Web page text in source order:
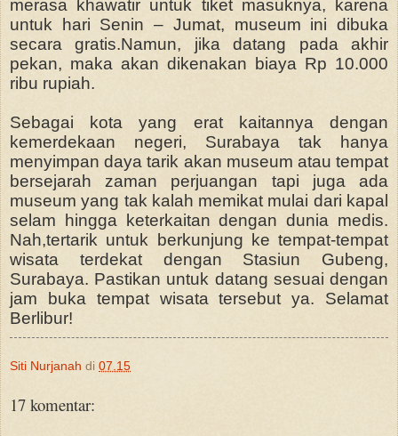
merasa khawatir untuk tiket masuknya, karena
untuk hari Senin – Jumat, museum ini dibuka
secara gratis.Namun, jika datang pada akhir
pekan, maka akan dikenakan biaya Rp 10.000
ribu rupiah.
Sebagai kota yang erat kaitannya dengan
kemerdekaan negeri, Surabaya tak hanya
menyimpan daya tarik akan museum atau tempat
bersejarah zaman perjuangan tapi juga ada
museum yang tak kalah memikat mulai dari kapal
selam hingga keterkaitan dengan dunia medis.
Nah,tertarik untuk berkunjung ke tempat-tempat
wisata terdekat dengan Stasiun Gubeng,
Surabaya. Pastikan untuk datang sesuai dengan
jam buka tempat wisata tersebut ya. Selamat
Berlibur!
Siti Nurjanah di 07.15
17 komentar: